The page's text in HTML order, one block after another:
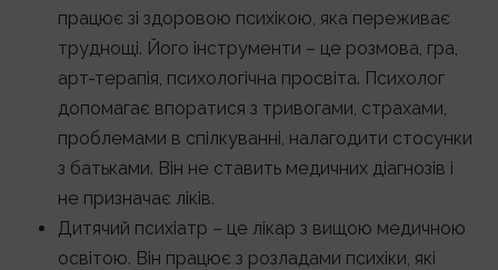
працює зі здоровою психікою, яка переживає
труднощі. Його інструменти – це розмова, гра,
арт-терапія, психологічна просвіта. Психолог
допомагає впоратися з тривогами, страхами,
проблемами в спілкуванні, налагодити стосунки
з батьками. Він не ставить медичних діагнозів і
не призначає ліків.
Дитячий психіатр – це лікар з вищою медичною
освітою. Він працює з розладами психіки, які